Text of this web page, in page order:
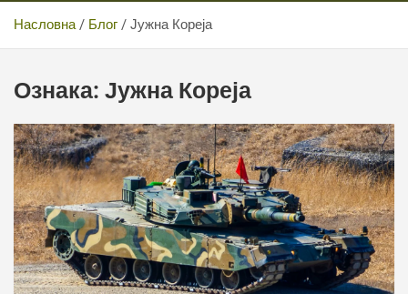
Насловна Блог Јужна Кореја
Ознака: Јужна Кореја